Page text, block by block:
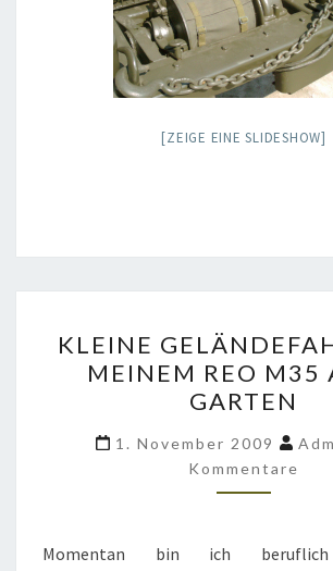
[ZEIGE EINE SLIDESHOW]
MIT
MEINEM
REO
M35
A2
GARTEN
KLEINE
MEINEM REO M35
GARTEN
1. November 2009
Kommentare
Momentan bin ich